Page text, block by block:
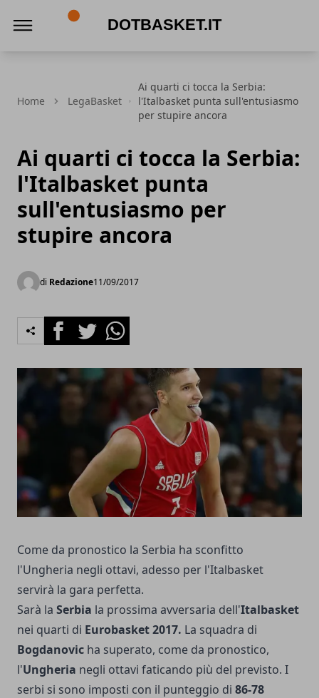
Home LegaBasket
Ai quarti ci tocca la Serbia:
l'Italbasket punta sull'entusiasmo
per stupire ancora
Ai quarti ci tocca la Serbia:
l'Italbasket punta
sull'entusiasmo per
stupire ancora
di Redazione11/09/2017
FacebookTwitterWhatsapp
Come da pronostico la Serbia ha sconfitto
l'Ungheria negli ottavi, adesso per l'Italbasket
servirà la gara perfetta.
Sarà la Serbia la prossima avversaria dell'Italbasket
nei quarti di Eurobasket 2017. La squadra di
Bogdanovic ha superato, come da pronostico,
l'Ungheria negli ottavi faticando più del previsto. I
serbi si sono imposti con il punteggio di 86-78